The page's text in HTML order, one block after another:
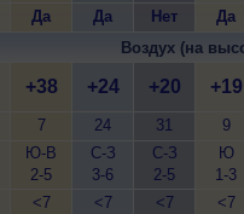
Да
Да
Нет
Да
Воздух (на
+38
7
Ю-В
2-5
<7
+24
24
С-З
3-6
<7
+20
31
С-З
2-5
<7
+19
9
Ю
1-3
<7